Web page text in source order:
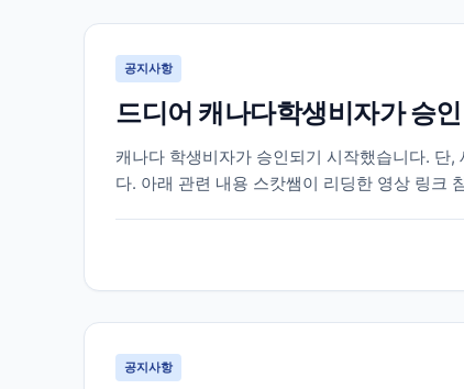
공지사항
드디어 캐나다학생비자가 승
캐나다 학생비자가 승인되기 시작했습니다. 단
다. 아래 관련 내용 스캇쌤이 리딩한 영상 링크
공지사항